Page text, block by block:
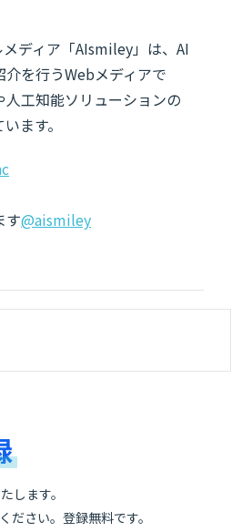
ディア「AIsmiley」は、AI
を行うWebメディアで
人工知能ソリューションの
ます。
す@aismiley
します。
さい。登録無料です。